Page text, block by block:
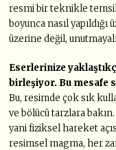
resmi bir teknikle
boyunca nasıl
üzerine değil,
Eserlerinize
birleşiyor. Bu mesafe
Bu, resimde çok sık
ve bölücü tarzlara
yani fiziksel hareket
resimsel magma, her